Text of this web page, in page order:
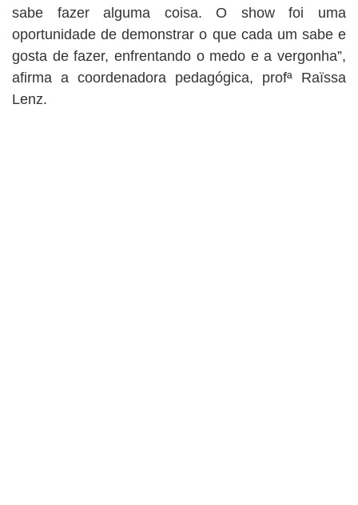
sabe fazer alguma coisa. O show foi uma
oportunidade de demonstrar o que cada um sabe e
gosta de fazer, enfrentando o medo e a vergonha”,
afirma a coordenadora pedagógica, profª Raïssa
Lenz.